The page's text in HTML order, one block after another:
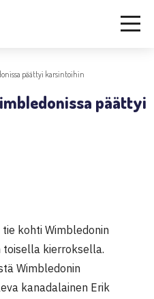
päättyi karsintoihin
päättyi
tie kohti Wimbledonin
kierroksella.
Wimbledonin
kanadalainen Erik